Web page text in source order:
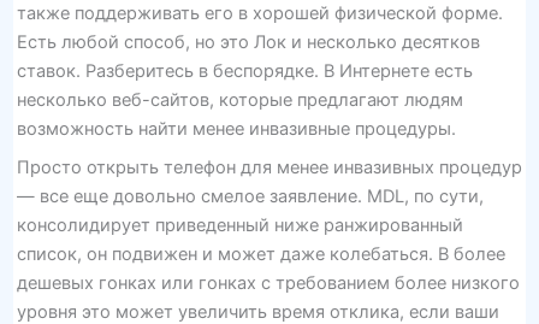
также поддерживать его в хорошей физической форме.
Есть любой способ, но это Лок и несколько десятков
ставок. Разберитесь в беспорядке. В Интернете есть
несколько веб-сайтов, которые предлагают людям
возможность найти менее инвазивные процедуры.
Просто открыть телефон для менее инвазивных процедур
— все еще довольно смелое заявление. MDL, по сути,
консолидирует приведенный ниже ранжированный
список, он подвижен и может даже колебаться. В более
дешевых гонках или гонках с требованием более низкого
уровня это может увеличить время отклика, если ваши